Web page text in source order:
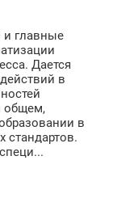
и главные
Дается
в
общем,
в
стандартов.